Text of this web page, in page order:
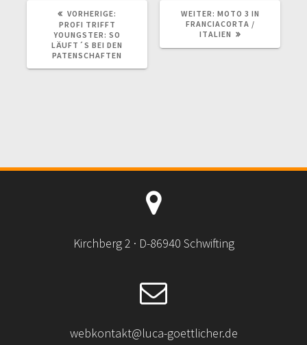
VORHERIGE:
PROFI TRIFFT
YOUNGSTER: SO
LÄUFT´S BEI DEN
PATENSCHAFTEN
WEITER: NÄCHSTER
BEITRAG:
MOTO 3 IN
FRANCIACORTA /
ITALIEN
Kirchberg 2 · D-86940 Schwifting
webkontakt@luca-goettlicher.de